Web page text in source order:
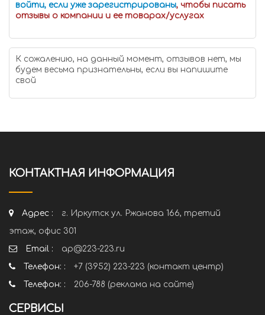
войти, если уже зарегистрированы, чтобы писать
отзывы о компании и ее товарах/услугах
К сожалению, на данный момент, отзывов нет, мы
будем весьма признательны, если вы напишите
свой
КОНТАКТНАЯ ИНФОРМАЦИЯ
Адрес :
г. Иркутск ул. Ржанова 166, третий
этаж, офис 301
Email :
ap@223-223.ru
Телефон: :
+7 (3952) 223-223 (контакт центр)
Телефон: :
206-788 (реклама на сайте)
СЕРВИСЫ